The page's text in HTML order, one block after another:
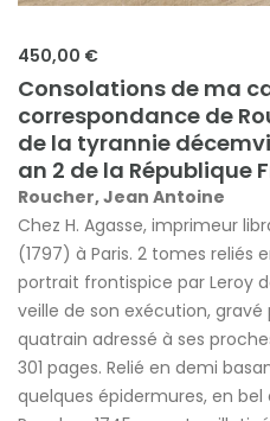
450,00 €
Consolations de ma
correspondance de
de la tyrannie
an 2 de la République
Roucher, Jean Antoine
Chez H. Agasse, imprimeur
(1797) à Paris. 2 tomes reliés
portrait frontispice par Leroy
veille de son exécution, gravé
quatrain adressé à ses
301 pages. Relié en demi
quelques épidermures, en